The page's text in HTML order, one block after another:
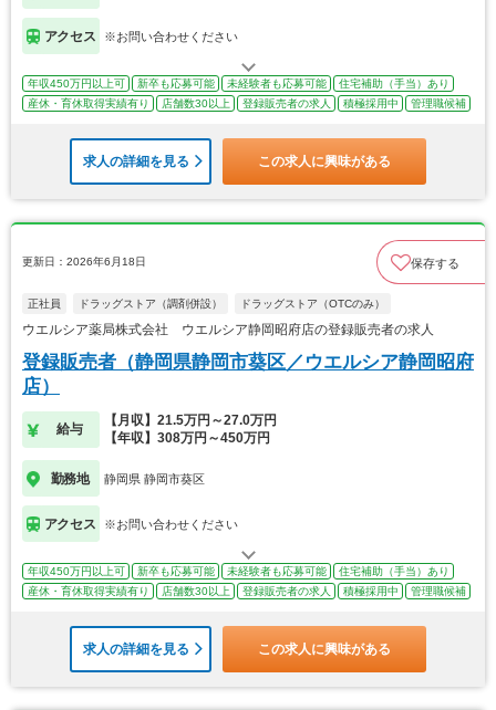
アクセス ※お問い合わせください
年収450万円以上可 新卒も応募可能 未経験者も応募可能
住宅補助（手当）あり
産休・育休取得実績有り
店舗数30以上 登録販売者の求人 積極採用中 管理職候補
求人の詳細を見る この求人に興味がある
更新日：2026年6月18日 保存する
正社員 ドラッグストア（調剤併設） ドラッグストア（OTCのみ）
ウエルシア薬局株式会社 ウエルシア静岡昭府店の登録販売者の求人
登録販売者（静岡県静岡市葵区／ウエルシア静岡昭府
店）
給与
【月収】21.5万円～27.0万円
【年収】308万円～450万円
勤務地 静岡県 静岡市葵区
アクセス ※お問い合わせください
年収450万円以上可 新卒も応募可能 未経験者も応募可能
住宅補助（手当）あり
産休・育休取得実績有り
店舗数30以上 登録販売者の求人 積極採用中 管理職候補
求人の詳細を見る この求人に興味がある